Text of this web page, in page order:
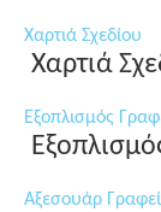
Χαρτιά Σχεδίου
Χαρτιά
Εξοπλισμός
Αξεσουάρ